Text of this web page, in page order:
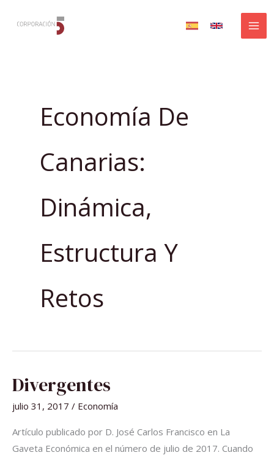
Economía De
Canarias:
Dinámica,
Estructura Y
Retos
Divergentes
julio 31, 2017 / Economía
Artículo publicado por D. José Carlos Francisco en La
Gaveta Económica en el número de julio de 2017. Cuando
DIVERGENTES